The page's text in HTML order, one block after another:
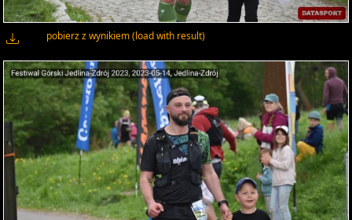
pobierz z wynikiem (load with result)